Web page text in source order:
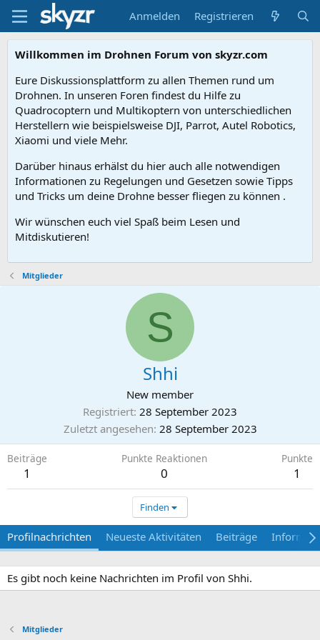
Anmelden Registrieren
Willkommen im Drohnen Forum von skyzr.com
Eure Diskussionsplattform zu allen Themen rund um
Drohnen. In unseren Foren findest du Hilfe zu
Quadrocoptern und Multikoptern von unterschiedlichen
Herstellern wie beispielsweise DJI, Parrot, Autel Robotics,
Xiaomi und viele Mehr.
Darüber hinaus erhälst du hier auch alle notwendigen
Informationen zu Regelungen und Gesetzen sowie Tipps
und Tricks um deine Drohne besser fliegen zu können .
Wir wünschen euch viel Spaß beim Lesen und
Mitdiskutieren!
Mitglieder
S
Shhi
New member
Registriert 28 September 2023
Zuletzt angesehen 28 September 2023
Beiträge
1
Punkte Reaktionen
0
Punkte
1
Finden
Profilnachrichten Neueste Aktivitäten Beiträge
Es gibt noch keine Nachrichten im Profil von Shhi.
Mitglieder